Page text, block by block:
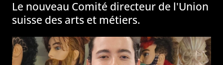
Le nouveau Comité directeur de l'Union
suisse des arts et métiers.